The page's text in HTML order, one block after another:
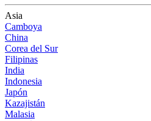
Asia
Camboya
China
Corea del Sur
Filipinas
India
Indonesia
Japón
Kazajistán
Malasia